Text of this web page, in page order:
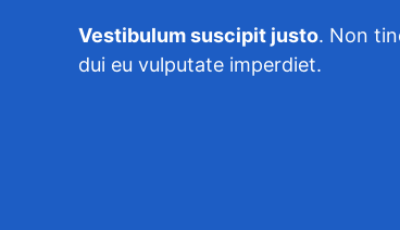
Vestibulum suscipit justo. Non
dui eu vulputate imperdiet.